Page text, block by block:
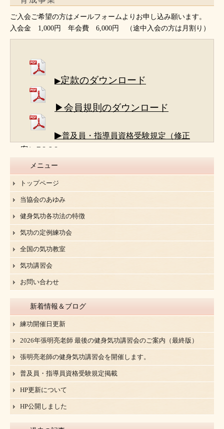
ご入会ご希望の方はメールフォームよりお申し込み願います。
入会金 1,000円 年会費 6,000円 （途中入会の方は月割り）
▶定款のダウンロード
▶会員規則のダウンロード
▶普及員・指導員資格受験規定（修正
案）R8.6.8
メニュー
トップページ
当協会のあゆみ
健身気功各功法の特徴
気功の定例練功会
全国の気功教室
気功講習会
お問い合わせ
新着情報＆ブログ
練功開催日更新
2026年張明亮老師 最後の健身気功講習会のご案内（最終版）
張明亮老師の健身気功講習会を開催します。
普及員・指導員資格受験規定掲載
HP更新について
HP公開しました